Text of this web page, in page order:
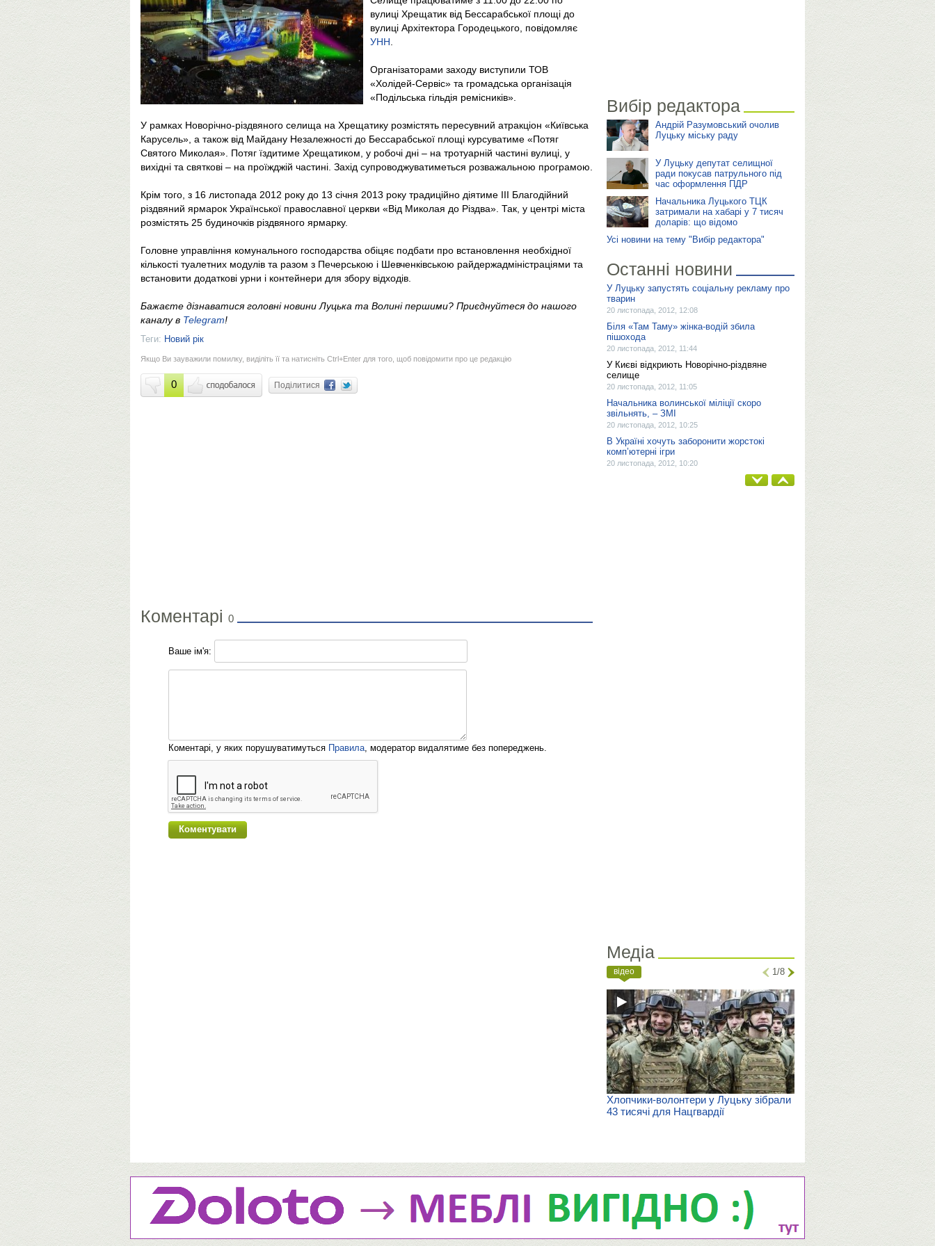
вулиці Хрещатик від Бессарабської площі до
вулиці Архітектора Городецького, повідомляє
УНН
Організаторами заходу виступили ТОВ
«Холідей-Сервіс» та громадська організація
«Подільська гільдія ремісників».
У рамках Новорічно-різдвяного селища на Хрещатику розмістять пересувний атракціон «Київська
Карусель», а також від Майдану Незалежності до Бессарабської площі курсуватиме «Потяг
Святого Миколая». Потяг їздитиме Хрещатиком, у робочі дні – на тротуарній частині вулиці, у
вихідні та святкові – на проїжджій частині. Захід супроводжуватиметься розважальною програмою.
Крім того, з 16 листопада 2012 року до 13 січня 2013 року традиційно діятиме III Благодійний
різдвяний ярмарок Української православної церкви «Від Миколая до Різдва». Так, у центрі міста
розмістять 25 будиночків різдвяного ярмарку.
Головне управління комунального господарства обіцяє подбати про встановлення необхідної
кількості туалетних модулів та разом з Печерською і Шевченківською райдержадміністраціями та
встановити додаткові урни і контейнери для збору відходів.
Бажаєте дізнаватися головні новини Луцька та Волині першими? Приєднуйтеся до нашого
каналу в Telegram!
Теги: Новий рік
Якщо Ви зауважили помилку, виділіть її та натисніть Ctrl+Enter для того, щоб повідомити про це редакцію
0 Поділитися
Коментарі 0
Ваше ім'я:
Коментарі, у яких порушуватимуться Правила, модератор видалятиме без попереджень.
Вибір редактора
Андрій Разумовський очолив
Луцьку міську раду
У Луцьку депутат селищної
ради покусав патрульного під
час оформлення ПДР
Начальника Луцького ТЦК
затримали на хабарі у 7 тисяч
доларів: що відомо
Усі новини на тему "Вибір редактора"
Останні новини
У Луцьку запустять соціальну рекламу про
тварин
20 листопада, 2012, 12:08
Біля «Там Таму» жінка-водій збила
пішохода
20 листопада, 2012, 11:44
У Києві відкриють Новорічно-різдвяне
селище
20 листопада, 2012, 11:05
Начальника волинської міліції скоро
звільнять, – ЗМІ
20 листопада, 2012, 10:25
В Україні хочуть заборонити жорстокі
комп’ютерні ігри
20 листопада, 2012, 10:20
Медіа
відео 1/8
Хлопчики-волонтери у Луцьку зібрали
43 тисячі для Нацгвардії